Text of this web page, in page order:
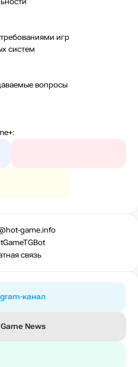
игр
систем
вопросы
:
game.info
связь
канал
News